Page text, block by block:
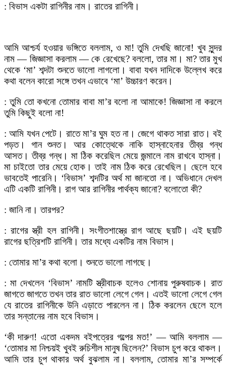
: বিভাস একটা রাগিনীর নাম। রাতের রাগিনী।
আমি আশ্চর্য হওয়ার ভঙ্গিতে বললাম, ও মা! তুমি দেখছি জানো! খুব সুন্দর
নাম — জিজ্ঞাসা করলাম — কে রেখেছে? বললো, তার মা। মা? তার মুখ
থেকে ‘মা’ শব্দটা শুনতে ভালো লাগলো। বাবা যখন দাদিকে উল্লেখ করে
কথা বলেন কারো সঙ্গে তখন এভাবে ‘মা’ উচ্চারণ করেন।
: তুমি তো কখনো তোমার বাবা মা’র বলো না আমাকে! জিজ্ঞাসা না করলে
তুমি কিছুই বলো না!
: আমি যখন পেটে। রাতে মা’র ঘুম হত না। জেগে থাকত সারা রাত। বই
পড়ত। গান শুনত। আর কোত্থেকে নাকি হাস্নাহেনার তীব্র গন্ধ
আসত। তীব্র গন্ধ। মা ঠিক করেছিল মেয়ে জন্মালে নাম রাখবে হাস্না।
মা চাইতো তার মেয়ে হোক। তাই নাম ঠিক করে রেখেছিল। ছেলে হবে
ভাবতেই পারেনি। ‘বিভাস’ শব্দটির অর্থ মা জানতো না। অভিধানে দেখল
এটি একটি রাগিনী। রাগ আর রাগিনীর পার্থক্য জানো? বলোতো কী?
: জানি না। তারপর?
: রাগের স্ত্রী হল রাগিনী। সংগীতশাস্ত্রে রাগ আছে ছয়টি। এই ছয়টি
রাগের ছত্রিশটি রাগিনী। তার মধ্যে একটির নাম বিভাস।
: তোমার মা’র কথা বলো। শুনতে ভালো লাগছে।
: মা দেখলেন ‘বিভাস’ নামটি স্ত্রীবাচক হলেও শোনায় পুরুষবাচক। রাত
জাগতে জাগতে তখন তার রাত ভালো লেগে গেল। এতই ভালো লেগে গেল
যে রাতের রাগিনীকে উনি এড়াতে পারলেন না। ঠিক করলেন ছেলে হলে
তার সন্তানের নাম হবে বিভাস।
‘কী দারুণ! এতো একদম বইপত্রের গল্পের মত!’ — আমি বললাম —
‘তোমার মা নিশ্চয়ই খুবই রুচিশীল মানুষ ছিলেন?’ বিভাস চুপ করে থাকল।
আমি তার চুপ থাকার অর্থ বুঝলাম না। বললাম, তোমার মা’র সম্পর্কে